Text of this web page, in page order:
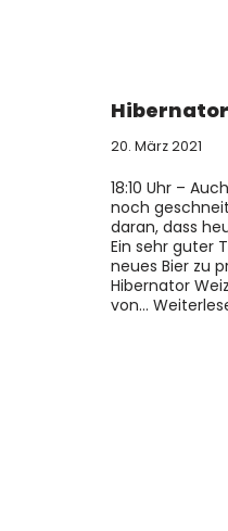
Hibernator
20. März 2021
18:10 Uhr –
noch
daran, dass
Ein sehr guter
neues Bier zu
Hibernator
von…